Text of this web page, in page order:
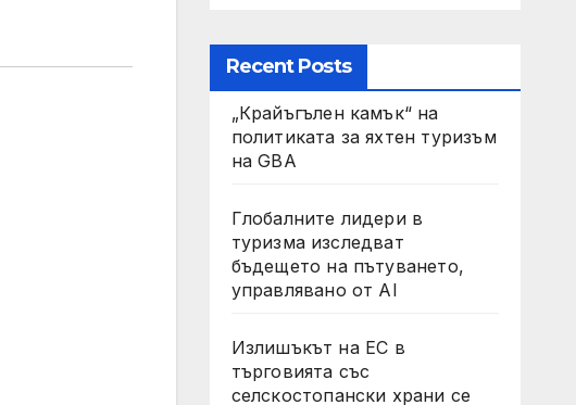
Recent Posts
„Крайъгълен камък“ на
политиката за яхтен туризъм
на GBA
Глобалните лидери в
туризма изследват
бъдещето на пътуването,
управлявано от AI
Излишъкът на ЕС в
търговията със
селскостопански храни се